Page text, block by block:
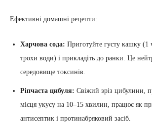
Ефективні домашні рецепти:
Харчова сода: Приготуйте густу кашку (1
трохи води) і прикладіть до ранки. Це
середовище токсинів.
Ріпчаста цибуля: Свіжий зріз цибулини,
місця укусу на 10–15 хвилин, працює як
антисептик і протинабряковий засіб.